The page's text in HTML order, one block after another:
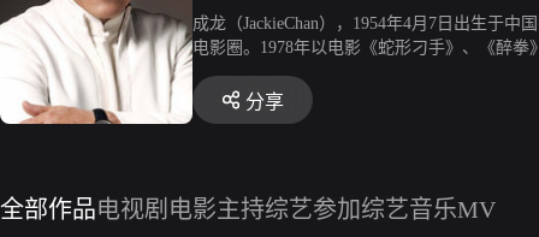
成龙（JackieChan），1954年4月7日出生于
电影圈。1978年以电影《蛇形刁手》、《醉
年自导自演动作片《警察故事》，该片获得
警察》获得第29届台湾电影金马奖最佳男主
打入好莱坞，该片打破北美外语片票房纪录
最多的演员”。2016年获得第89届奥斯卡金像
演艺事业外，成龙热心公益事业。1988年被
分享
全部作品电视剧 电影主持综艺参加综艺音乐MV